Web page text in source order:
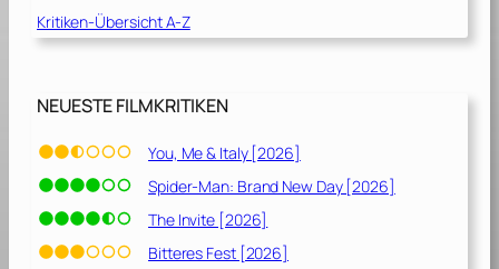
]
Kritiken-Übersicht A-Z
NEUESTE FILMKRITIKEN
You, Me & Italy [2026]
Spider-Man: Brand New Day [2026]
The Invite [2026]
Bitteres Fest [2026]